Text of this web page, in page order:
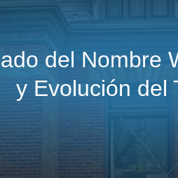
del Nombre
y Evolución del